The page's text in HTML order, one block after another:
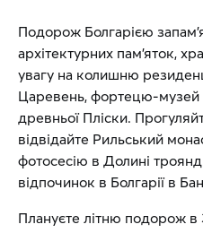
Подорож Болгарією
архітектурних пам’яток,
увагу на колишню
Царевень, фортецю-музей
древньої Пліски.
відвідайте Рильський
фотосесію в Долині
відпочинок в Болгарії в
Плануєте літню подорож в